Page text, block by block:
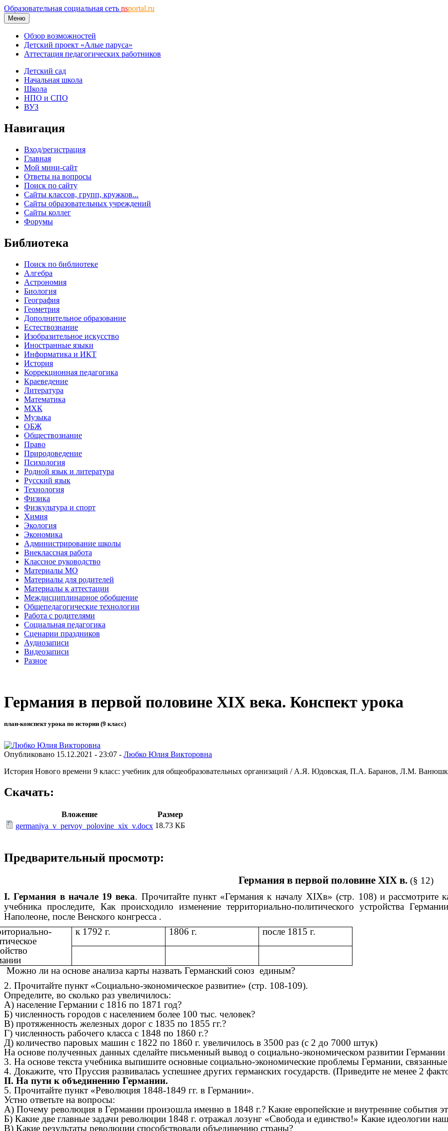
Образовательная социальная сеть nsportal.ru
Меню
Обзор возможностей
Детский проект «Алые паруса»
Аттестация педагогических работников
Детский сад
Начальная школа
Школа
НПО и СПО
ВУЗ
Навигация
Вход/регистрация
Главная
Мой мини-сайт
Ответы на вопросы
Поиск по сайту
Сайты классов, групп, кружков...
Сайты образовательных учреждений
Сайты коллег
Форумы
Библиотека
Поиск по библиотеке
Алгебра
Астрономия
Биология
География
Геометрия
Дополнительное образование
Естествознание
Изобразительное искусство
Иностранные языки
Информатика и ИКТ
История
Коррекционная педагогика
Краеведение
Литература
Математика
МХК
Музыка
ОБЖ
Обществознание
Право
Природоведение
Психология
Родной язык и литература
Русский язык
Технология
Физика
Физкультура и спорт
Химия
Экология
Экономика
Администрирование школы
Внеклассная работа
Классное руководство
Материалы МО
Материалы для родителей
Материалы к аттестации
Междисциплинарное обобщение
Общепедагогические технологии
Работа с родителями
Социальная педагогика
Сценарии праздников
Аудиозаписи
Видеозаписи
Разное
Германия в первой половине XIX века. Конспект урока
план-конспект урока по истории (9 класс)
Опубликовано 15.12.2021 - 23:07 - Любко Юлия Викторовна
История Нового времени 9 класс: учебник для общеобразовательных организаций / А.Я. Юдовская, П.А. Баранов, Л.М.
Скачать:
Вложение
Размер
germaniya_v_pervoy_polovine_xix_v.docx 18.73 КБ
Предварительный просмотр:
Германия в первой половине XIX в. (§ 12)
I. Германия в начале 19 века. Прочитайте пункт «Германия к началу XIXв» (стр. 108) и
учебника проследите, Как происходило изменение территориально-политического устройства
Наполеоне, после Венского конгресса .
к 1792 г. 1806 г. после 1815 г.
Можно ли на основе анализа карты назвать Германский союз единым?
2. Прочитайте пункт «Социально-экономическое развитие» (стр. 108-109).
Определите, во сколько раз увеличилось:
А) население Германии с 1816 по 1871 год?
Б) численность городов с населением более 100 тыс. человек?
В) протяженность железных дорог с 1835 по 1855 гг.?
Г) численность рабочего класса с 1848 по 1860 г.?
Д) количество паровых машин с 1822 по 1860 г. увеличилось в 3500 раз (с 2 до 7000 штук)
На основе полученных данных сделайте письменный вывод о социально-экономическом развитии Германии
3. На основе текста учебника выпишите основные социально-экономические проблемы Германии,
4. Докажите, что Пруссия развивалась успешнее других германских государств. (Приведите не менее 2
II. На пути к объединению Германии.
5. Прочитайте пункт «Революция 1848-1849 гг. в Германии».
Устно ответьте на вопросы:
А) Почему революция в Германии произошла именно в 1848 г.? Какие европейские и внутренние события
Б) Какие две главные задачи революции 1848 г. отражал лозунг «Свобода и единство!» Какие идеологии
В) Какие результаты революции способствовали объединению страны?